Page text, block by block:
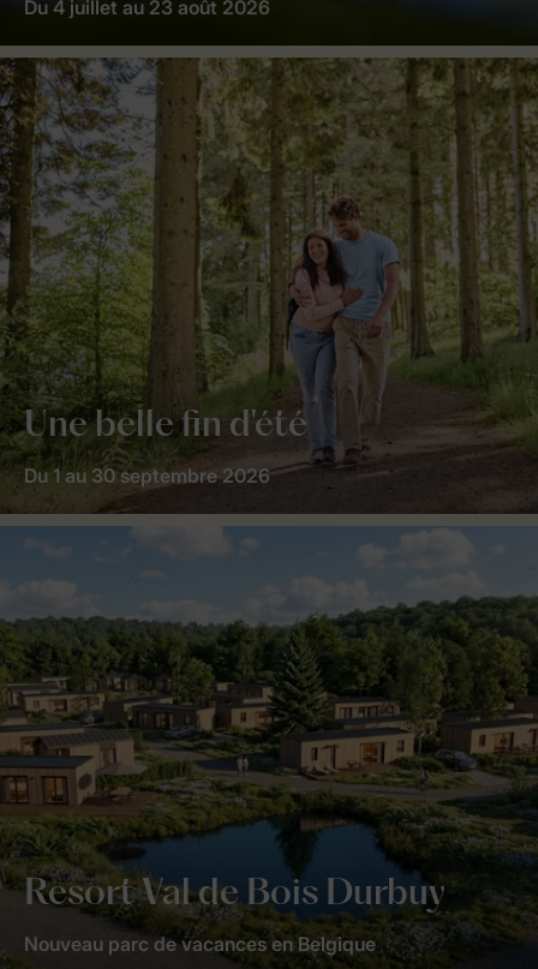
Du 4 juillet au 23 août 2026
Une belle fin d'été
Du 1 au 30 septembre 2026
Resort Val de Bois Durbuy
Nouveau parc de vacances en Belgique